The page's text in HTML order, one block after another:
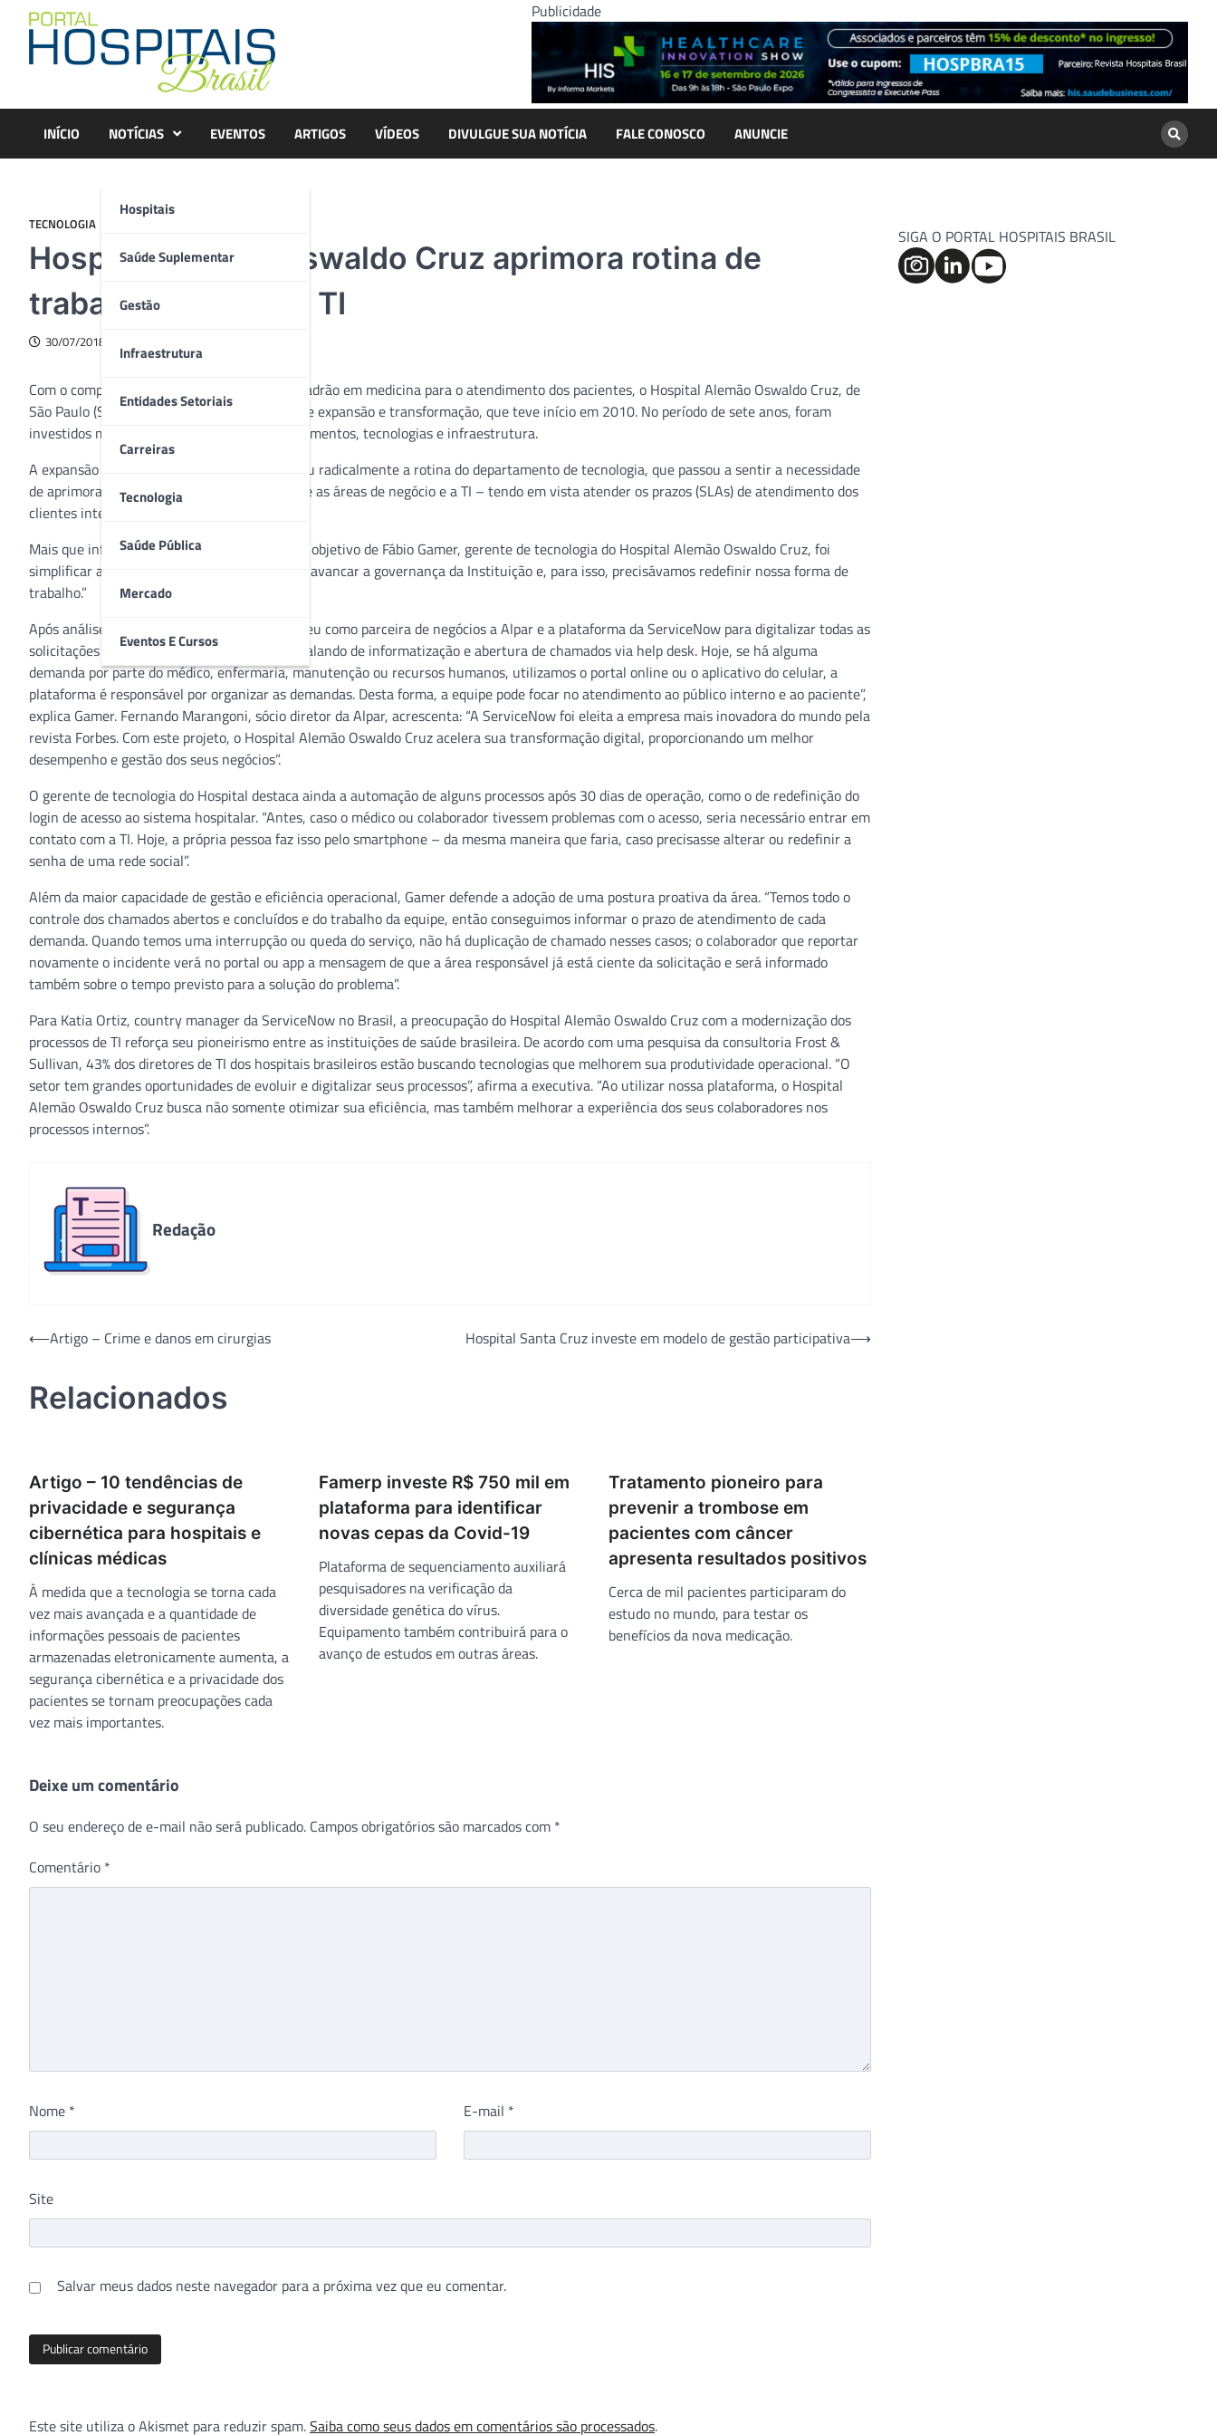
content
Publicidade
INÍCIO NOTÍCIAS
Hospitais
Saúde Suplementar
Gestão
Infraestrutura
Entidades Setoriais
Carreiras
Tecnologia
Saúde Pública
Mercado
Eventos E Cursos
EVENTOS ARTIGOS VÍDEOS DIVULGUE SUA NOTÍCIA FALE CONOSCO ANUNCIE
TECNOLOGIA
Hospital Alemão Oswaldo Cruz aprimora rotina de
trabalho da área de TI
30/07/2018
Com o compromisso de oferecer o mais alto padrão em medicina para o atendimento dos pacientes, o Hospital Alemão Oswaldo Cruz, de
São Paulo (SP), passa por um forte processo de expansão e transformação, que teve início em 2010. No período de sete anos, foram
investidos mais de R$ 592 milhões em equipamentos, tecnologias e infraestrutura.
A expansão e modernização do hospital mudou radicalmente a rotina do departamento de tecnologia, que passou a sentir a necessidade
de aprimorar seus processos de controle entre as áreas de negócio e a TI – tendo em vista atender os prazos (SLAs) de atendimento dos
clientes internos.
Mais que informatizar os processos da área, o objetivo de Fábio Gamer, gerente de tecnologia do Hospital Alemão Oswaldo Cruz, foi
simplificar a rotina de trabalho. “Queríamos alavancar a governança da Instituição e, para isso, precisávamos redefinir nossa forma de
trabalho.”
Após análise do mercado, a Instituição escolheu como parceira de negócios a Alpar e a plataforma da ServiceNow para digitalizar todas as
solicitações e processos de TI. “Não estamos falando de informatização e abertura de chamados via help desk. Hoje, se há alguma
demanda por parte do médico, enfermaria, manutenção ou recursos humanos, utilizamos o portal online ou o aplicativo do celular, a
plataforma é responsável por organizar as demandas. Desta forma, a equipe pode focar no atendimento ao público interno e ao paciente”,
explica Gamer. Fernando Marangoni, sócio diretor da Alpar, acrescenta: “A ServiceNow foi eleita a empresa mais inovadora do mundo pela
revista Forbes. Com este projeto, o Hospital Alemão Oswaldo Cruz acelera sua transformação digital, proporcionando um melhor
desempenho e gestão dos seus negócios”.
O gerente de tecnologia do Hospital destaca ainda a automação de alguns processos após 30 dias de operação, como o de redefinição do
login de acesso ao sistema hospitalar. “Antes, caso o médico ou colaborador tivessem problemas com o acesso, seria necessário entrar em
contato com a TI. Hoje, a própria pessoa faz isso pelo smartphone – da mesma maneira que faria, caso precisasse alterar ou redefinir a
senha de uma rede social”.
Além da maior capacidade de gestão e eficiência operacional, Gamer defende a adoção de uma postura proativa da área. “Temos todo o
controle dos chamados abertos e concluídos e do trabalho da equipe, então conseguimos informar o prazo de atendimento de cada
demanda. Quando temos uma interrupção ou queda do serviço, não há duplicação de chamado nesses casos; o colaborador que reportar
novamente o incidente verá no portal ou app a mensagem de que a área responsável já está ciente da solicitação e será informado
também sobre o tempo previsto para a solução do problema”.
Para Katia Ortiz, country manager da ServiceNow no Brasil, a preocupação do Hospital Alemão Oswaldo Cruz com a modernização dos
processos de TI reforça seu pioneirismo entre as instituições de saúde brasileira. De acordo com uma pesquisa da consultoria Frost &
Sullivan, 43% dos diretores de TI dos hospitais brasileiros estão buscando tecnologias que melhorem sua produtividade operacional. “O
setor tem grandes oportunidades de evoluir e digitalizar seus processos”, afirma a executiva. “Ao utilizar nossa plataforma, o Hospital
Alemão Oswaldo Cruz busca não somente otimizar sua eficiência, mas também melhorar a experiência dos seus colaboradores nos
processos internos”.
Redação
Navegação
Post
⟵Artigo – Crime e danos em cirurgias Hospital Santa Cruz investe em modelo de gestão participativa⟶
Relacionados
Artigo – 10 tendências de
privacidade e segurança
cibernética para hospitais e
clínicas médicas
À medida que a tecnologia se torna cada
vez mais avançada e a quantidade de
informações pessoais de pacientes
armazenadas eletronicamente aumenta, a
segurança cibernética e a privacidade dos
pacientes se tornam preocupações cada
vez mais importantes.
Famerp investe R$ 750 mil em
plataforma para identificar
novas cepas da Covid-19
Plataforma de sequenciamento auxiliará
pesquisadores na verificação da
diversidade genética do vírus.
Equipamento também contribuirá para o
avanço de estudos em outras áreas.
Tratamento pioneiro para
prevenir a trombose em
pacientes com câncer
apresenta resultados positivos
Cerca de mil pacientes participaram do
estudo no mundo, para testar os
benefícios da nova medicação.
Deixe um comentário
O seu endereço de e-mail não será publicado. Campos obrigatórios são marcados com *
Comentário *
Nome * E-mail *
Site
Salvar meus dados neste navegador para a próxima vez que eu comentar.
Este site utiliza o Akismet para reduzir spam.Saiba como seus dados em comentários são processados.
SIGA O PORTAL HOSPITAIS BRASIL